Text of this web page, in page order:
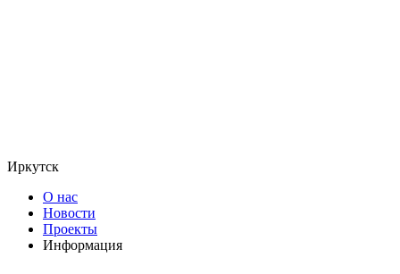
Иркутск
О нас
Новости
Проекты
Информация